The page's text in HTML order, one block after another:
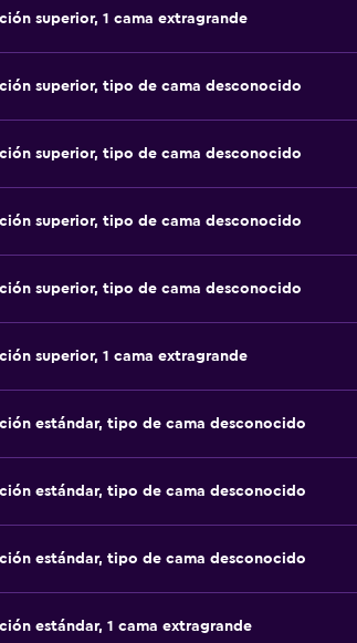
superior, 1 cama extragrande
superior, tipo de cama desconocido
superior, tipo de cama desconocido
superior, tipo de cama desconocido
superior, tipo de cama desconocido
superior, 1 cama extragrande
estándar, tipo de cama desconocido
estándar, tipo de cama desconocido
estándar, tipo de cama desconocido
estándar, 1 cama extragrande